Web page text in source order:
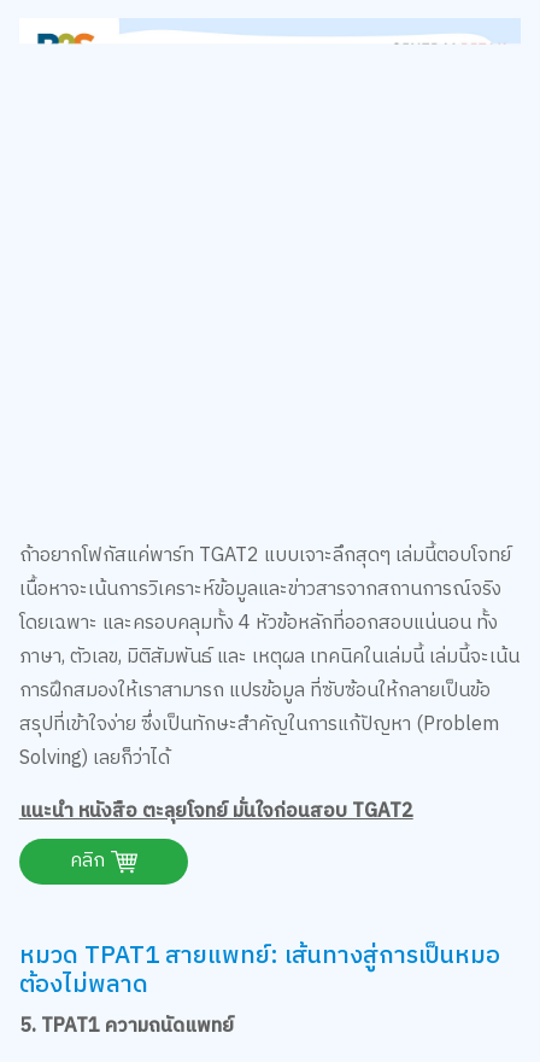
ถ้าอยากโฟกัสแค่พาร์ท TGAT2 แบบเจาะลึกสุดๆ เล่มนี้ตอบโจทย์
เนื้อหาจะเน้นการวิเคราะห์ข้อมูลและข่าวสารจากสถานการณ์จริง
โดยเฉพาะ และครอบคลุมทั้ง 4 หัวข้อหลักที่ออกสอบแน่นอน ทั้ง
ภาษา, ตัวเลข, มิติสัมพันธ์ และ เหตุผล เทคนิคในเล่มนี้ เล่มนี้จะเน้น
การฝึกสมองให้เราสามารถ แปรข้อมูล ที่ซับซ้อนให้กลายเป็นข้อ
สรุปที่เข้าใจง่าย ซึ่งเป็นทักษะสำคัญในการแก้ปัญหา (Problem
Solving) เลยก็ว่าได้
แนะนำ หนังสือ ตะลุยโจทย์ มั่นใจก่อนสอบ TGAT2
คลิก
หมวด TPAT1 สายแพทย์: เส้นทางสู่การเป็นหมอ
ต้องไม่พลาด
5. TPAT1 ความถนัดแพทย์